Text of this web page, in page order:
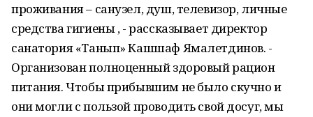
проживания – санузел, душ, телевизор, личные
средства гигиены , - рассказывает директор
санатория «Танып» Кашшаф Ямалетдинов. -
Организован полноценный здоровый рацион
питания. Чтобы прибывшим не было скучно и
они могли с пользой проводить свой досуг, мы